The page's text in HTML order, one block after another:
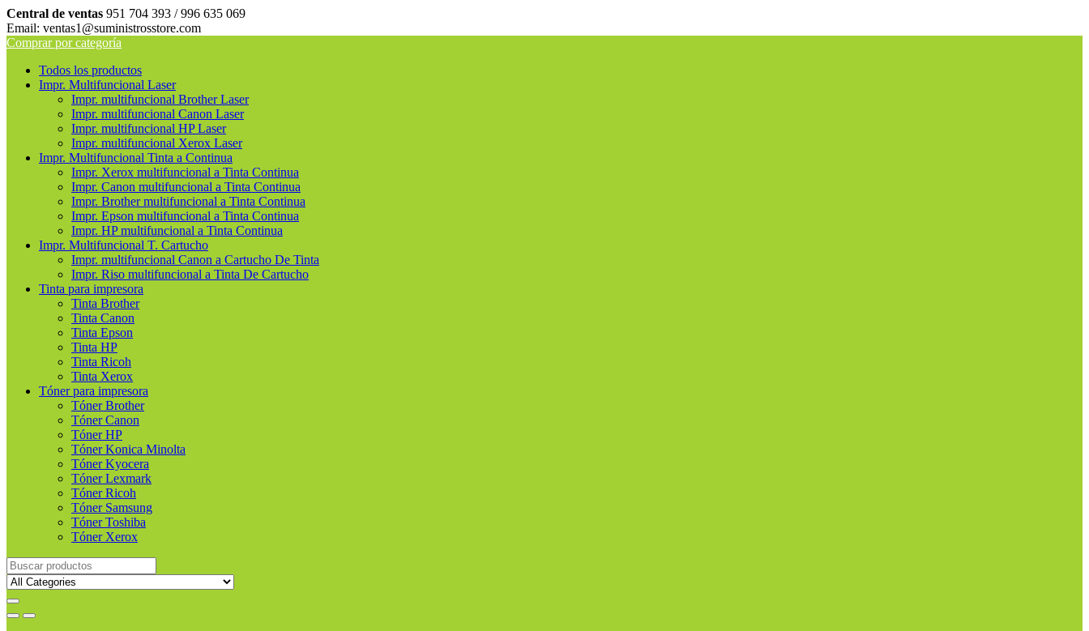
Central de ventas 951 704 393 / 996 635 069
Email: ventas1@suministrosstore.com
Comprar por categoría
Todos los productos
Impr. Multifuncional Laser
Impr. multifuncional Brother Laser
Impr. multifuncional Canon Laser
Impr. multifuncional HP Laser
Impr. multifuncional Xerox Laser
Impr. Multifuncional Tinta a Continua
Impr. Xerox multifuncional a Tinta Continua
Impr. Canon multifuncional a Tinta Continua
Impr. Brother multifuncional a Tinta Continua
Impr. Epson multifuncional a Tinta Continua
Impr. HP multifuncional a Tinta Continua
Impr. Multifuncional T. Cartucho
Impr. multifuncional Canon a Cartucho De Tinta
Impr. Riso multifuncional a Tinta De Cartucho
Tinta para impresora
Tinta Brother
Tinta Canon
Tinta Epson
Tinta HP
Tinta Ricoh
Tinta Xerox
Tóner para impresora
Tóner Brother
Tóner Canon
Tóner HP
Tóner Konica Minolta
Tóner Kyocera
Tóner Lexmark
Tóner Ricoh
Tóner Samsung
Tóner Toshiba
Tóner Xerox
Buscar
productos